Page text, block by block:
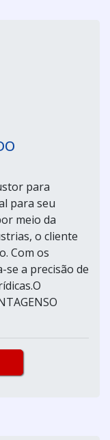
para
para seu
meio da
o cliente
Com os
se a precisão de